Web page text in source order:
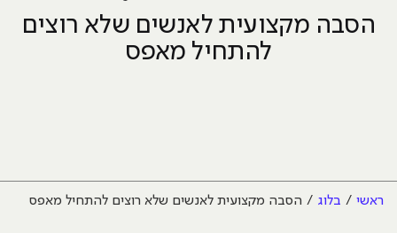
הסבה מקצועית לאנשים שלא רוצים
להתחיל מאפס
ראשי בלוג הסבה מקצועית לאנשים שלא רוצים להתחיל מאפס